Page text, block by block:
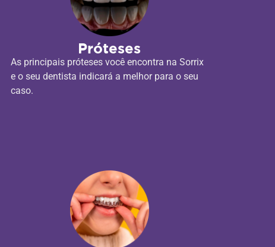
Próteses
As principais próteses você encontra na Sorrix
e o seu dentista indicará a melhor para o seu
caso.